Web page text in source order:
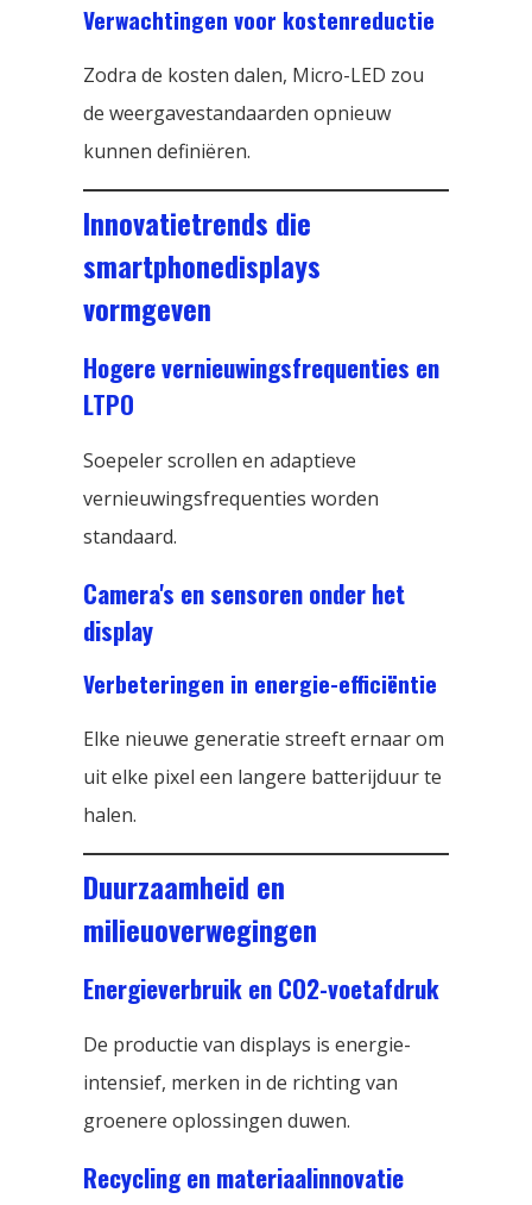
Verwachtingen voor kostenreductie
Zodra de kosten dalen, Micro-LED zou
de weergavestandaarden opnieuw
kunnen definiëren.
Innovatietrends die
smartphonedisplays
vormgeven
Hogere vernieuwingsfrequenties en
LTPO
Soepeler scrollen en adaptieve
vernieuwingsfrequenties worden
standaard.
Camera's en sensoren onder het
display
Verbeteringen in energie-efficiëntie
Elke nieuwe generatie streeft ernaar om
uit elke pixel een langere batterijduur te
halen.
Duurzaamheid en
milieuoverwegingen
Energieverbruik en CO2-voetafdruk
De productie van displays is energie-
intensief, merken in de richting van
groenere oplossingen duwen.
Recycling en materiaalinnovatie